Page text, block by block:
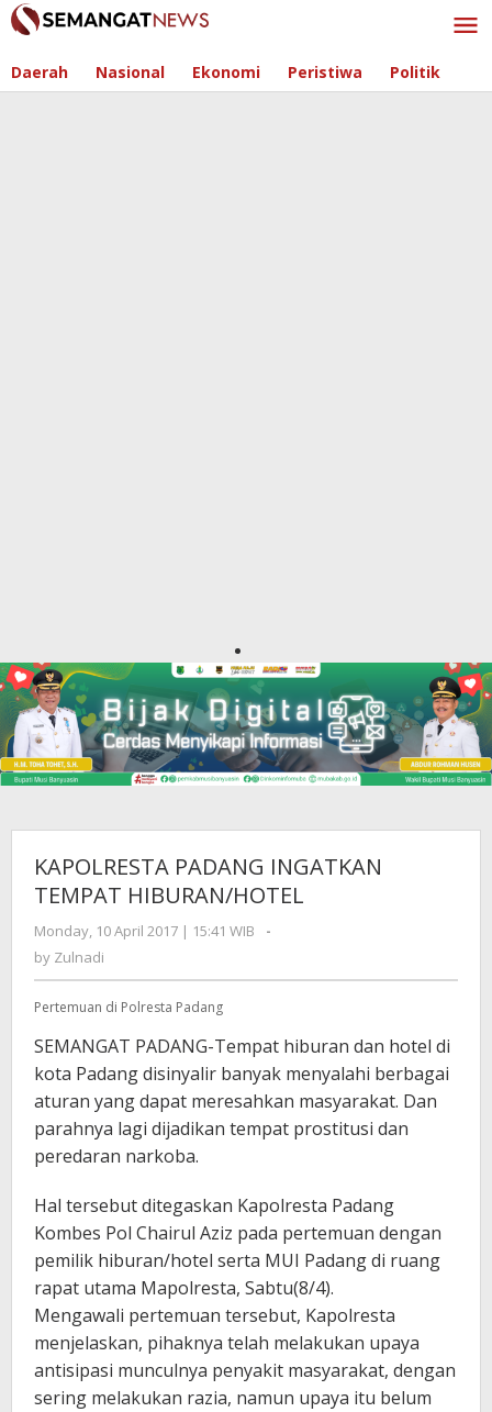
Skip
to
Daerah Nasional Ekonomi Peristiwa Politik
KAPOLRESTA PADANG INGATKAN
TEMPAT HIBURAN/HOTEL
Monday, 10 April 2017 | 15:41 WIB
by
-
by Zulnadi
Pertemuan di Polresta Padang
SEMANGAT PADANG-Tempat hiburan dan hotel di
kota Padang disinyalir banyak menyalahi berbagai
aturan yang dapat meresahkan masyarakat. Dan
parahnya lagi dijadikan tempat prostitusi dan
peredaran narkoba.
Hal tersebut ditegaskan Kapolresta Padang
Kombes Pol Chairul Aziz pada pertemuan dengan
pemilik hiburan/hotel serta MUI Padang di ruang
rapat utama Mapolresta, Sabtu(8/4).
Mengawali pertemuan tersebut, Kapolresta
menjelaskan, pihaknya telah melakukan upaya
antisipasi munculnya penyakit masyarakat, dengan
sering melakukan razia, namun upaya itu belum